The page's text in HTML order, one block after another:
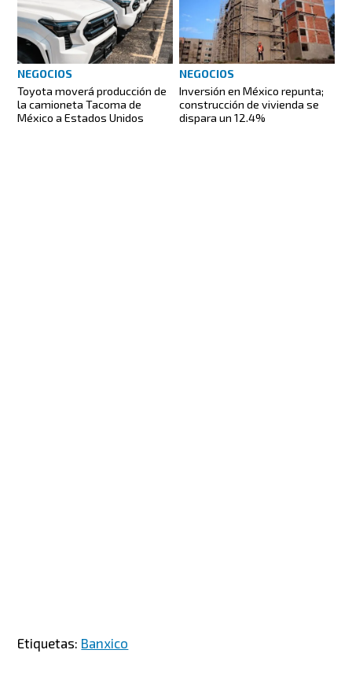
NEGOCIOS
Toyota moverá producción de
la camioneta Tacoma de
México a Estados Unidos
NEGOCIOS
Inversión en México repunta;
construcción de vivienda se
dispara un 12.4%
Etiquetas: Banxico